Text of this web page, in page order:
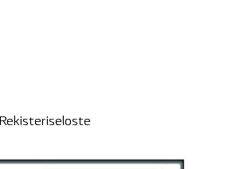
Rekisteriseloste